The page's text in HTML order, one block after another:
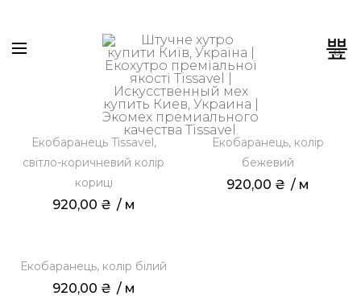
0
Екобаранець Tissavel,
світло-коричневий колір
кориці
920,00 ₴ / м
Екобаранець, колір
бежевий
920,00 ₴ / м
Екобаранець, колір білий
920,00 ₴ / м